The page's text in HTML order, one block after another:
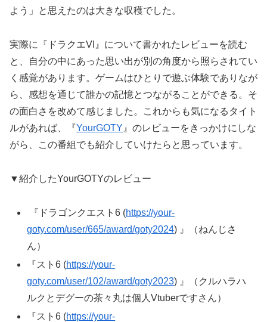
よう」と思えたのは大きな収穫でした。
実際に『ドラクエVI』について書かれたレビューを読む
と、自分の中にあった思い出が別の角度から照らされてい
く感覚があります。ゲームはひとりで遊ぶ体験でありなが
ら、感想を通じて誰かの記憶とつながることができる。そ
の面白さを改めて感じました。これからも気になるタイト
ルがあれば、『YourGOTY 』のレビューをきっかけにしな
がら、この番組でも紹介していけたらと思っています。
▼紹介したYourGOTYのレビュー
『ドラゴンクエスト6 (https://your-
goty.com/user/665/award/goty2024) 』（ねんじさ
ん）
『スト6 (https://your-
goty.com/user/102/award/goty2023) 』（クルハラハ
ルクとデグーの茶々丸は個人Vtuberですさん）
『スト6 (https://your-